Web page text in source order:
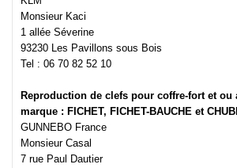
Monsieur Kaci
1 allée Séverine
93230 Les Pavillons sous Bois
Tel : 06 70 82 52 10
Reproduction de clefs pour coffre-fort et ou
marque : FICHET, FICHET-BAUCHE et
GUNNEBO France
Monsieur Casal
7 rue Paul Dautier